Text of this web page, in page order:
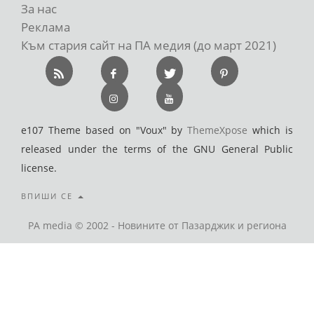
За нас
Реклама
Към стария сайт на ПА медия (до март 2021)
e107 Theme based on "Voux" byThemeXpose which is
released under the terms of the GNU General Public
license.
ВПИШИ СЕ
PA media © 2002 - Новините от Пазарджик и региона